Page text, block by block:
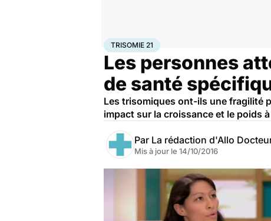
AccueilSantéTrisomie 21
TRISOMIE 21
Les personnes
de santé
Les trisomiques ont-ils une fragilité
impact sur la croissance et le poids
Par La rédaction d'Allo
Mis à jour le 14/10/2016